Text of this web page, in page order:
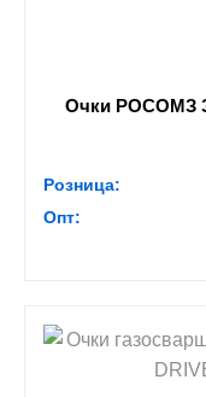
Очки РОСОМЗ
Розница:
Опт: